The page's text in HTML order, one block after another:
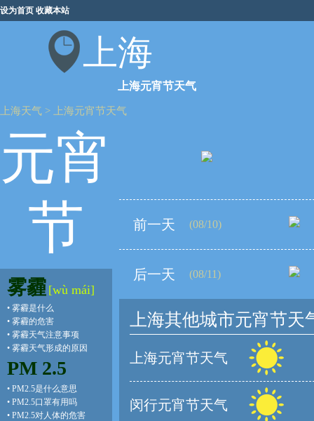
设为首页 收藏本站
上海
上海元宵节天气
上海天气 > 上海元宵节天气
元宵
节
雾霾 [wù mái]
• 雾霾是什么
• 雾霾的危害
• 雾霾天气注意事项
• 雾霾天气形成的原因
PM 2.5
• PM2.5是什么意思
• PM2.5口罩有用吗
• PM2.5对人体的危害
前一天 (08/10)
后一天 (08/11)
上海其他城市元宵节天
上海元宵节天气
闵行元宵节天气